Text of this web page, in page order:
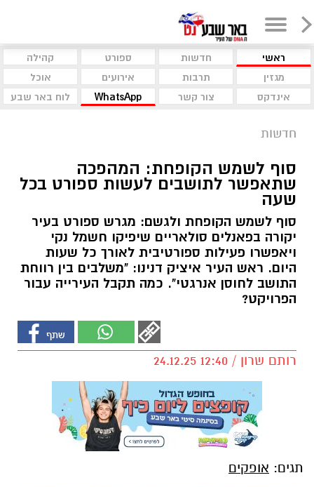
ראשי חדשות ספורט
קהילה
מגזין
תרבות אירועים
אוכל
אינדקס
צור קשר WhatsApp לוח באר שבע
חדשות
סוף לשמש הקופחת: המהפכה
שתאפשר לתושבים לעשות ספורט בכל
שעה
סוף לשמש הקופחת ולגשם: מגרש ספורט בעיר
יקורה בפאנלים סולאריים שיפיקו חשמל נקי
ויאפשרו פעילות ספורטיבית לאורך כל שעות
היום. ראש העיר איציק דנינו: "משלבים בין רווחת
התושב לחוסן אנרגטי". כמה תקבל העירייה עבור
הפרויקט?
רותם שרון / 12:40 24.12.25
תגים: אופקים